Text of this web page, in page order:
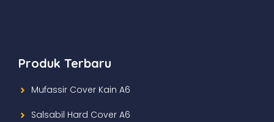
Produk Terbaru
Mufassir Cover Kain A6